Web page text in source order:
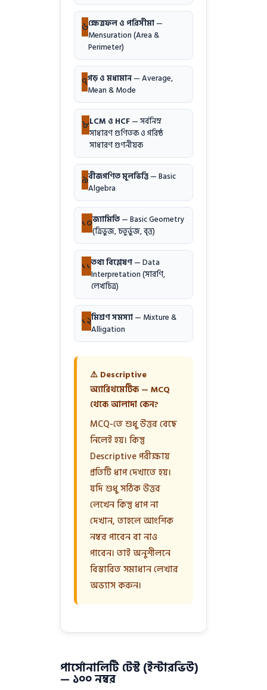
৬ক্ষেত্রফল ও পরিসীমা—
Mensuration (Area &
Perimeter)
৭গড় ও মধ্যমান— Average,
Mean & Mode
৮LCM ও HCF— সর্বনিম্ন
সাধারণ গুণিতক ও গরিষ্ঠ
সাধারণ গুণনীয়ক
৯বীজগণিত মূলভিত্তি— Basic
Algebra
১০জ্যামিতি— Basic Geometry
(ত্রিভুজ, চতুর্ভুজ, বৃত্ত)
১১তথ্য বিশ্লেষণ— Data
Interpretation (সারণি,
লেখচিত্র)
১২মিশ্রণ সমস্যা— Mixture &
Alligation
⚠️ Descriptive
অ্যারিথমেটিক — MCQ
থেকে আলাদা কেন?
MCQ-তে শুধু উত্তর বেছে
নিলেই হয়। কিন্তু
Descriptive পরীক্ষায়
প্রতিটি ধাপ দেখাতে হয়।
যদি শুধু সঠিক উত্তর
লেখেন কিন্তু ধাপ না
দেখান, তাহলে আংশিক
নম্বর পাবেন বা নাও
পাবেন। তাই অনুশীলনে
বিস্তারিত সমাধান লেখার
অভ্যাস করুন।
পার্সোনালিটি টেস্ট (ইন্টারভিউ)
— ১০০ নম্বর